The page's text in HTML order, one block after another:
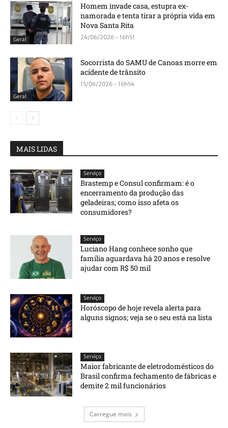
Geral
Homem invade casa, estupra ex-
namorada e tenta tirar a própria vida em
Nova Santa Rita
24/06/2026 - 16h51
Geral
Socorrista do SAMU de Canoas morre em
acidente de trânsito
15/06/2026 - 16h54
MAIS LIDAS
Serviço
Brastemp e Consul confirmam: é o
encerramento da produção das
geladeiras; como isso afeta os
consumidores?
Serviço
Luciano Hang conhece sonho que
família aguardava há 20 anos e resolve
ajudar com R$ 50 mil
Serviço
Horóscopo de hoje revela alerta para
alguns signos; veja se o seu está na lista
Serviço
Maior fabricante de eletrodomésticos do
Brasil confirma fechamento de fábricas e
demite 2 mil funcionários
Carregue mais